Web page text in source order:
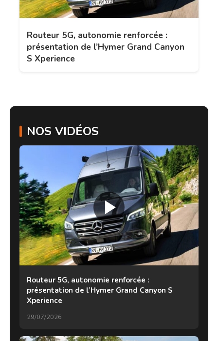
Routeur 5G, autonomie renforcée :
présentation de l’Hymer Grand Canyon
S Xperience
NOS VIDÉOS
Routeur 5G, autonomie renforcée :
présentation de l’Hymer Grand Canyon S
Xperience
29/07/2026